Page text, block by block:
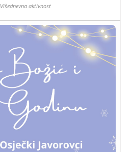
Višednevna aktivnost